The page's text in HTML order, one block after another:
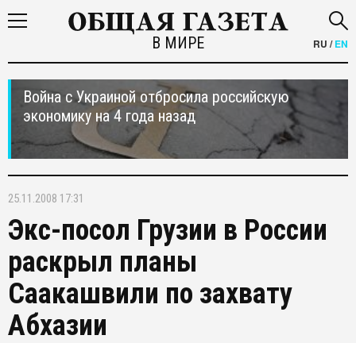
В МИРЕ RU /EN
Война с Украиной отбросила российскую
экономику на 4 года назад
25.11.2008 17:31
Экс-посол Грузии в России
раскрыл планы
Саакашвили по захвату
Абхазии